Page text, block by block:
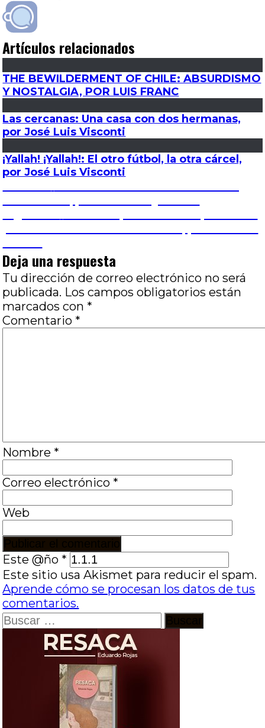
Artículos relacionados
THE BEWILDERMENT OF CHILE: ABSURDISMO
Y NOSTALGIA, POR LUIS FRANC
Las cercanas: Una casa con dos hermanas,
por José Luis Visconti
¡Yallah! ¡Yallah!: El otro fútbol, la otra cárcel,
por José Luis Visconti
Navegación
de
entradas
Deja una respuesta
Tu dirección de correo electrónico no será
publicada. Los campos obligatorios están
marcados con *
Comentario *
Nombre *
Correo electrónico *
Web
Este @ño *
Este sitio usa Akismet para reducir el spam.
Aprende cómo se procesan los datos de tus
comentarios.
Buscar: